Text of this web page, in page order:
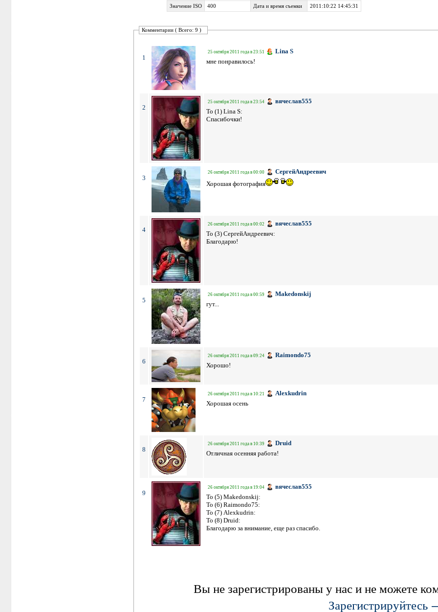
Значение ISO
400 Дата и время съемки 2011:10:22 14:45:31
Комментарии ( Всего: 9 )
1
25 октября 2011 года в 23:51 Lina S
мне понравилось!
2
25 октября 2011 года в 23:54 вячеслав555
To (1) Lina S:
Спасибочки!
3
26 октября 2011 года в 00:00 СергейАндреевич
Хорошая фотография
4
26 октября 2011 года в 00:02 вячеслав555
To (3) СергейАндреевич:
Благодарю!
5
26 октября 2011 года в 00:59 Makedonskij
гут...
6
26 октября 2011 года в 09:24 Raimondo75
Хорошо!
7
26 октября 2011 года в 10:21 Alexkudrin
Хорошая осень
8
26 октября 2011 года в 10:39 Druid
Отличная осенняя работа!
9
26 октября 2011 года в 19:04 вячеслав555
To (5) Makedonskij:
To (6) Raimondo75:
To (7) Alexkudrin:
To (8) Druid:
Благодарю за внимание, еще раз спасибо.
Вы не зарегистрированы у нас и не можете
Зарегистрируйтесь